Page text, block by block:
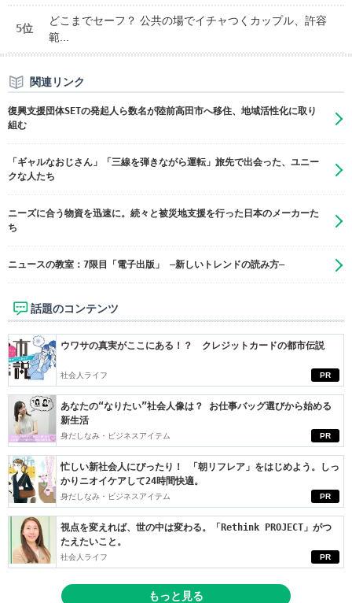
5位
どこまでセーフ？ 公共の場でイチャつくカップル、許容
範...
関連リンク
復興支援団体SETの発起人ら数名が陸前高田市へ移住、地域活性化に取り
組む
「ギャルなおじさん」「三線を弾きながら運転」旅先で出会った、ユニー
クな人たち
ニーズに合う物資を迅速に。続々と被災地支援を行った日本のメーカーた
ち
ニュースの教室：7限目「電子出版」 ―新しいトレンドの読み方―
話題のコンテンツ
PR
ウワサの真実がここにある！？ クレジットカードの都市伝説
社会人ライフ
PR
あなたの“なりたい”社会人像は？ お仕事バッグ選びから始める
新生活
身だしなみ・ビジネスアイテム
PR
忙しい新社会人にぴったり！ 「朝リフレア」をはじめよう。しっ
かりニオイケアして24時間快適。
身だしなみ・ビジネスアイテム
PR
視点を変えれば、世の中は変わる。「Rethink PROJECT」がつ
たえたいこと。
社会人ライフ
もっと見る